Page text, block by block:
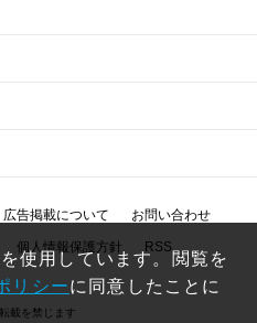
広告掲載について お問い合わせ
個人情報保護方針 RSS
載を禁じます
使用しています。閲覧を
リシーに同意したことに